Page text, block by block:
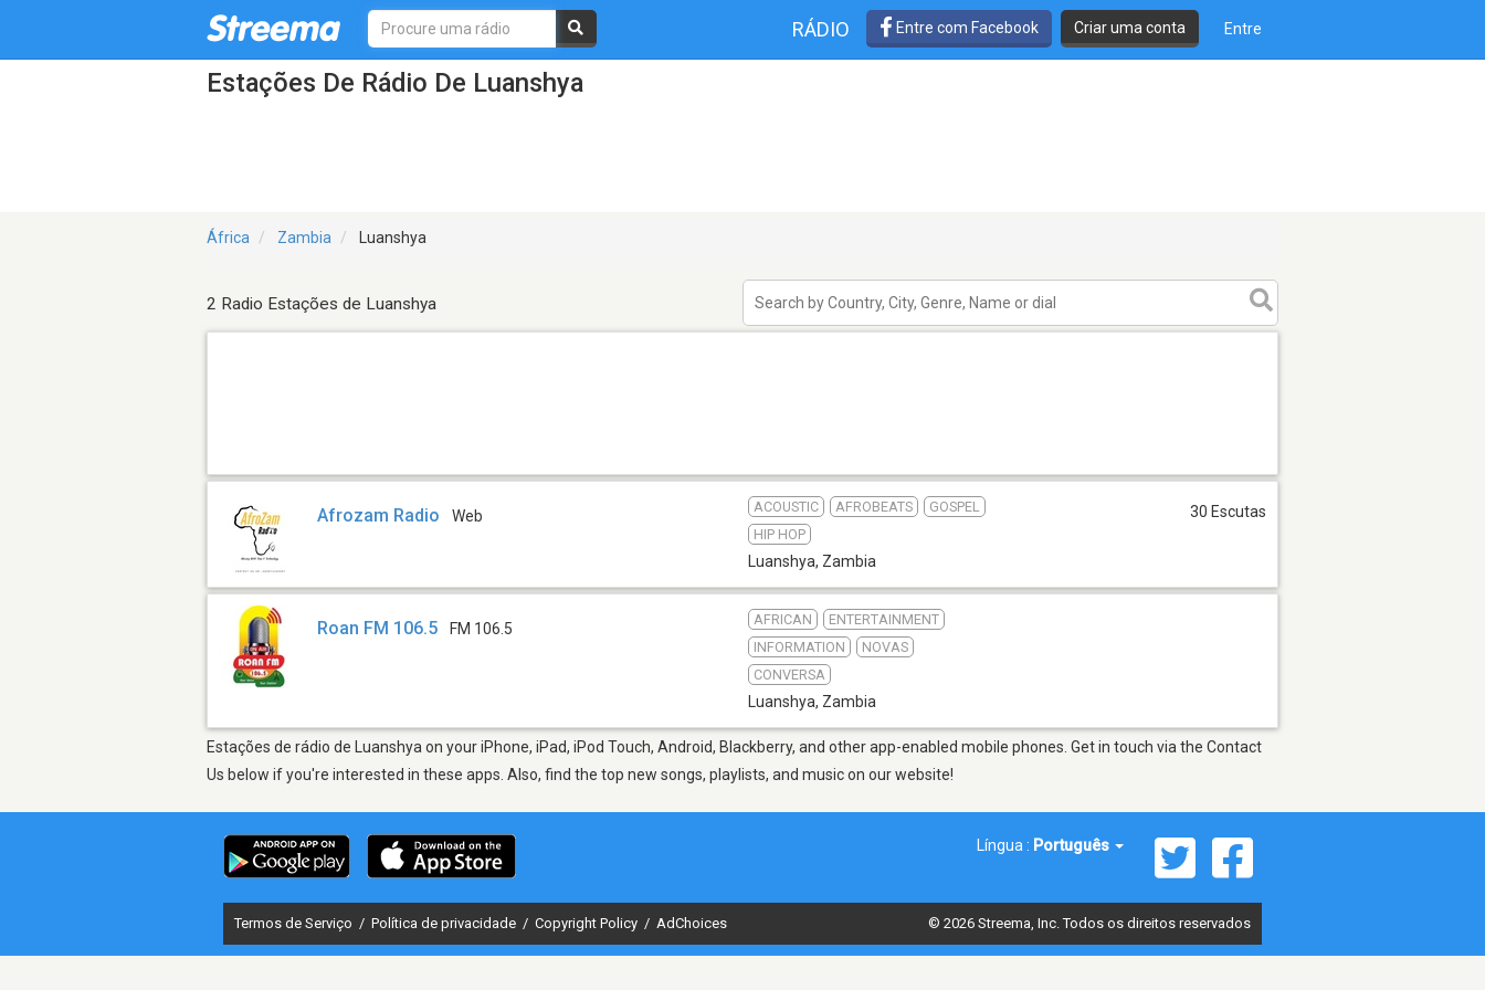
RÁDIO Entre com Facebook Criar uma conta Entre
Estações De Rádio De Luanshya
África Zambia Luanshya
2 Radio Estações de Luanshya
Afrozam Radio Web
ACOUSTIC AFROBEATS
GOSPEL
HIP HOP
Luanshya, Zambia
30 Escutas
Roan FM 106.5 FM 106.5
AFRICAN
ENTERTAINMENT
INFORMATION
NOVAS
CONVERSA
Luanshya, Zambia
Estações de rádio de Luanshya on your iPhone, iPad, iPod Touch, Android, Blackberry, and other app-enabled mobile phones. Get in touch via the Contact
Us below if you're interested in these apps. Also, find the top new songs, playlists, and music on our website!
Língua : Português
Termos de Serviço / Política de privacidade / Copyright Policy / AdChoices © 2026 Streema, Inc. Todos os direitos reservados